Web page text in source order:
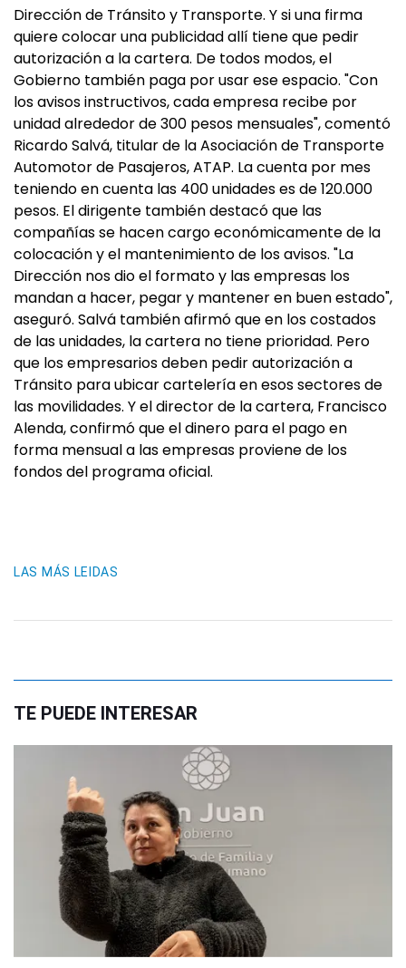
Dirección de Tránsito y Transporte. Y si una firma
quiere colocar una publicidad allí tiene que pedir
autorización a la cartera. De todos modos, el
Gobierno también paga por usar ese espacio. "Con
los avisos instructivos, cada empresa recibe por
unidad alrededor de 300 pesos mensuales", comentó
Ricardo Salvá, titular de la Asociación de Transporte
Automotor de Pasajeros, ATAP. La cuenta por mes
teniendo en cuenta las 400 unidades es de 120.000
pesos. El dirigente también destacó que las
compañías se hacen cargo económicamente de la
colocación y el mantenimiento de los avisos. "La
Dirección nos dio el formato y las empresas los
mandan a hacer, pegar y mantener en buen estado",
aseguró. Salvá también afirmó que en los costados
de las unidades, la cartera no tiene prioridad. Pero
que los empresarios deben pedir autorización a
Tránsito para ubicar cartelería en esos sectores de
las movilidades. Y el director de la cartera, Francisco
Alenda, confirmó que el dinero para el pago en
forma mensual a las empresas proviene de los
fondos del programa oficial.
LAS MÁS LEIDAS
TE PUEDE INTERESAR